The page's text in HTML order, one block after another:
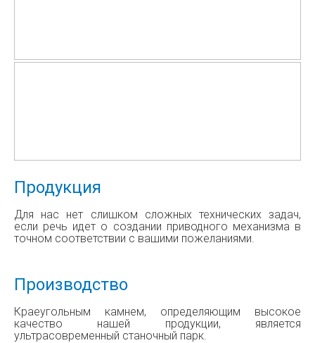
Продукция
Для нас нет слишком сложных технических задач,
если речь идет о создании приводного механизма в
точном соответствии с вашими пожеланиями.
Производство
Краеугольным камнем, определяющим высокое
качество нашей продукции, является
ультрасовременный станочный парк.